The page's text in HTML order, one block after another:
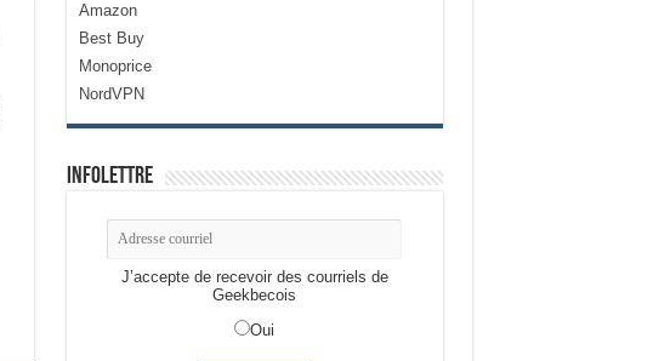
Amazon
Best Buy
Monoprice
NordVPN
Infolettre
J’accepte de recevoir des courriels de
Geekbecois
Oui